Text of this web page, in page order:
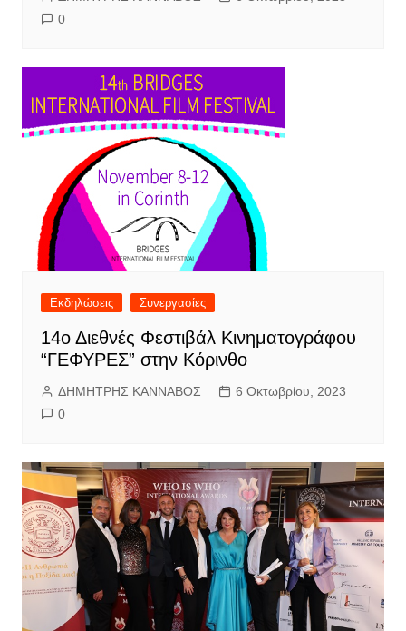
0
Εκδηλώσεις Συνεργασίες
14ο Διεθνές Φεστιβάλ Κινηματογράφου
“ΓΕΦΥΡΕΣ” στην Κόρινθο
ΔΗΜΗΤΡΗΣ ΚΑΝΝΑΒΟΣ
6 Οκτωβρίου, 2023
0